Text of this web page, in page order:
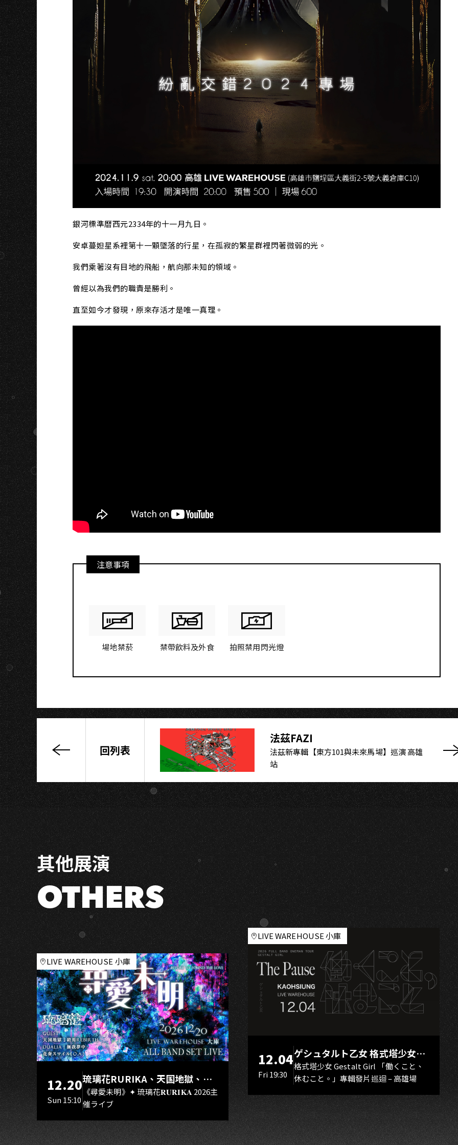
銀河標準曆西元2334年的十一月九日。
安卓蔓妲星系裡第十一顆墜落的行星，在孤寂的繁星群裡閃著微弱的光。
我們乘著沒有目地的飛船，航向那未知的領域。
曾經以為我們的職責是勝利。
直至如今才發現，原來存活才是唯一真理。
注意事項
場地禁菸 禁帶飲料及外食 拍照禁用閃光燈
志
大
飛
機
世
界
巡
迴
演
唱
會
高
雄
站
回列表
法茲FAZI
法茲新專輯【東方101與未來馬場】巡演 高雄
站
其他展演
OTHERS
LIVE WAREHOUSE 小庫
12.20
Sun 15:10
琉璃花RURIKA、天国地獄、終
焉Rebirth、DUALIA、無我夢
中、花奏スマイル（O.A.）
《尋愛未明》✦ 琉璃花𝐑𝐔𝐑𝐈𝐊𝐀 2026主
催ライブ
LIVE WAREHOUSE 小庫
12.04
Fri 19:30
ゲシュタルト乙女 格式塔少女
Gestalt Girl
格式塔少女 Gestalt Girl 「働くこと、
休むこと。」專輯發片巡迴 – 高雄場